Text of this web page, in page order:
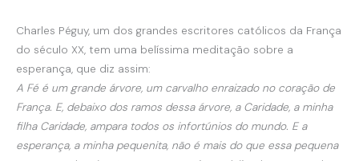
Charles Péguy, um dos grandes escritores católicos da França
do século XX, tem uma belíssima meditação sobre a
esperança, que diz assim:
A Fé é um grande árvore, um carvalho enraizado no coração de
França. E, debaixo dos ramos dessa árvore, a Caridade, a minha
filha Caridade, ampara todos os infortúnios do mundo. E a
esperança, a minha pequenita, não é mais do que essa pequena